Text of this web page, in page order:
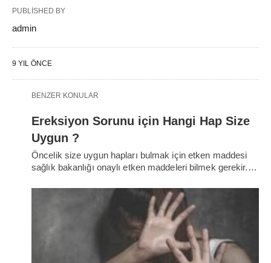
PUBLISHED BY
admin
9 YIL ÖNCE
BENZER KONULAR
Ereksiyon Sorunu için Hangi Hap Size
Uygun ?
Öncelik size uygun hapları bulmak için etken maddesi
sağlık bakanlığı onaylı etken maddeleri bilmek gerekir.…